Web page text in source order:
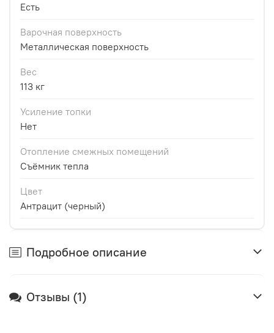
Есть
Варочная поверхность
Металлическая поверхность
Вес
113 кг
Усиление топки
Нет
Отопление смежных помещений
Съёмник тепла
Цвет
Антрацит (черный)
Подробное описание
Отзывы (1)